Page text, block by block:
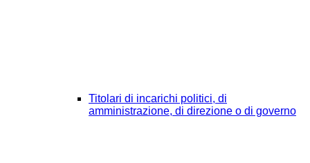
Titolari di incarichi politici, di
amministrazione, di direzione o di governo